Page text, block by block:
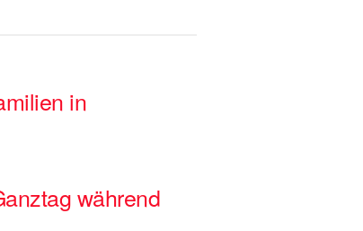
in
während